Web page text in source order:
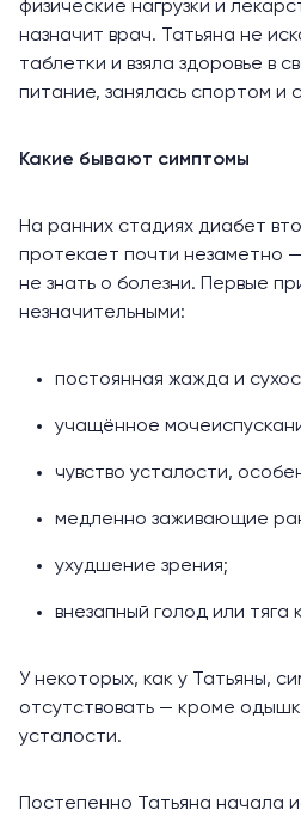
физические нагрузки и
назначит врач. Татьяна не
таблетки и взяла здоровье в
питание, занялась спортом и
Какие бывают симптомы
На ранних стадиях диабет
протекает почти незаметно
не знать о болезни. Первые
незначительными:
постоянная жажда и
учащённое
чувство усталости,
медленно заживающие
ухудшение зрения;
внезапный голод или тяга
У некоторых, как у Татьяны,
отсутствовать — кроме
усталости.
Постепенно Татьяна начала